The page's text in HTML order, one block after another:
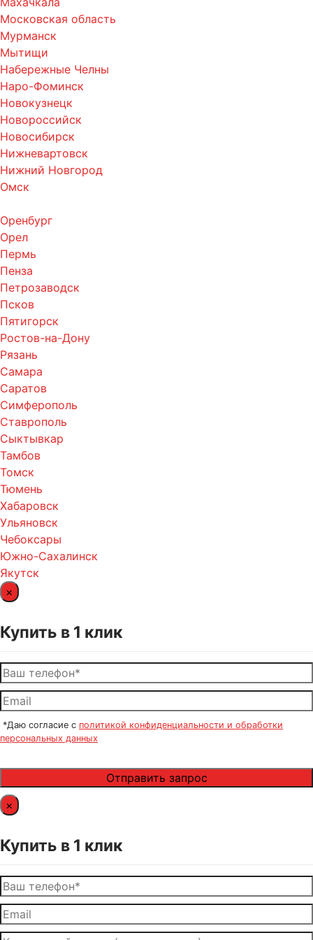
Московская область
Мурманск
Мытищи
Набережные Челны
Наро-Фоминск
Новокузнецк
Новороссийск
Новосибирск
Нижневартовск
Нижний Новгород
Омск
Оренбург
Орел
Пермь
Пенза
Петрозаводск
Псков
Пятигорск
Ростов-на-Дону
Рязань
Самара
Саратов
Симферополь
Ставрополь
Сыктывкар
Тамбов
Томск
Тюмень
Хабаровск
Ульяновск
Чебоксары
Южно-Сахалинск
Якутск
×
Купить в 1 клик
*Даю согласие с политикой конфиденциальности и обработки
персональных данных
×
Купить в 1 клик